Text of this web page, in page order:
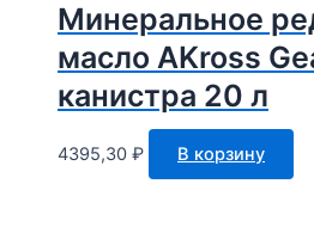
Минеральное
масло AKross
канистра 20 л
4395,30 ₽ В корзину